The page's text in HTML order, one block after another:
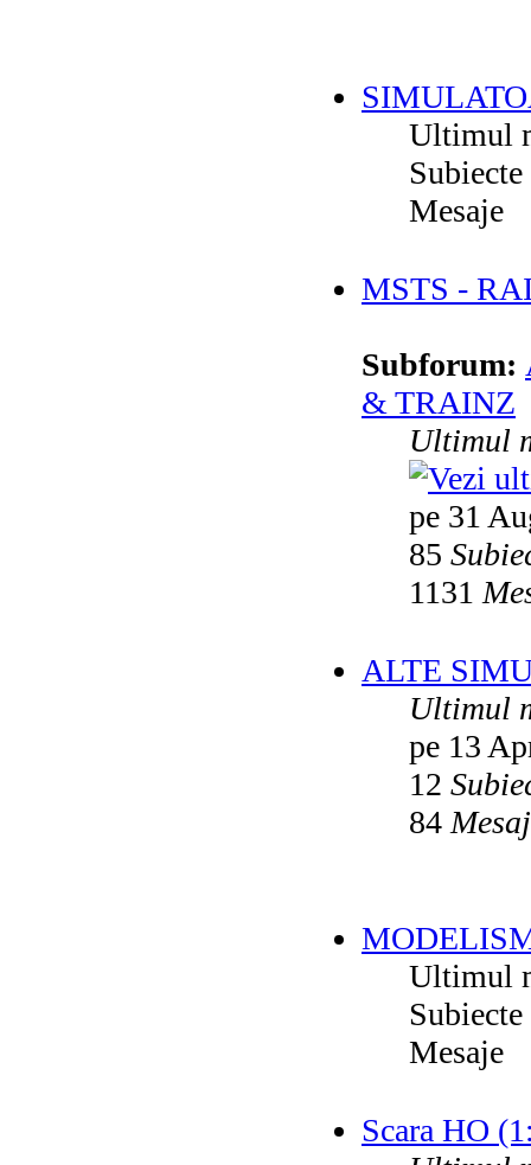
Ultimul
Subiecte
Mesaje
MSTS -
Subforum:
& TRAINZ
Ultimul
pe 31
85
1131
ALTE
Ultimul
pe 13
12
84
Ultimul
Subiecte
Mesaje
Scara HO